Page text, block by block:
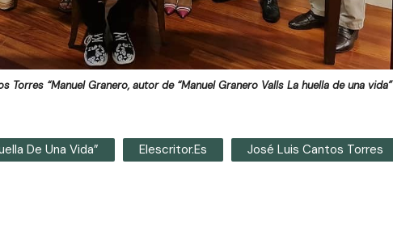
Torres “Manuel Granero, autor de “Manuel Granero Valls La huella de una vida”
De Una Vida” Elescritor.es
José Luis Cantos Torres